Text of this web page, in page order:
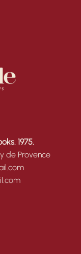
1975.
de Provence